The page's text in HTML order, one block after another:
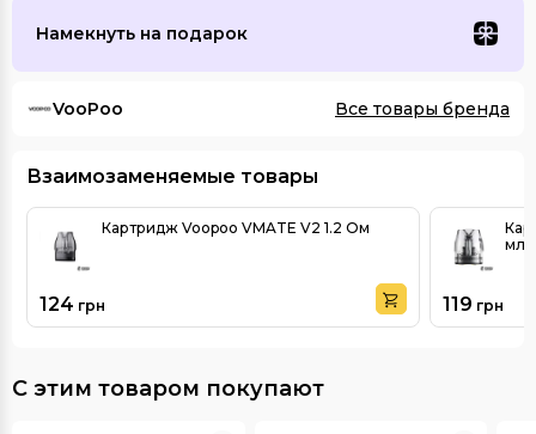
Намекнуть на подарок
VooPoo Все товары бренда
Взаимозаменяемые товары
Картридж Voopoo VMATE V2 1.2 Ом
124 грн
мл
119 грн
С этим товаром покупают